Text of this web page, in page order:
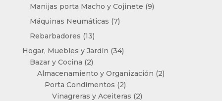
productos
Manijas porta Macho y Cojinete 99
Máquinas Neumáticas 77
Rebarbadores 1313
productos
Hogar, Muebles y Jardín 3434
Bazar y Cocina 22
productos
Almacenamiento y Organización 22
Porta Condimentos 22
productos
Vinagreras y Aceiteras 22